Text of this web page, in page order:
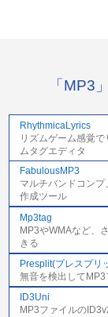
「MP3
RhythmicaLyrics
リズムゲーム感覚
ムタグエディタ
FabulousMP3
マルチバンドコン
作成ツール
Mp3tag
MP3やWMAなど、
きる
Presplit(プレスプリ
無音を検出して
ID3Uni
MP3ファイルの